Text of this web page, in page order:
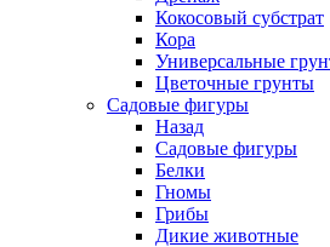
Кокосовый субстрат
Кора
Универсальные
Цветочные грунты
Садовые фигуры
Назад
Садовые фигуры
Белки
Гномы
Грибы
Дикие животные